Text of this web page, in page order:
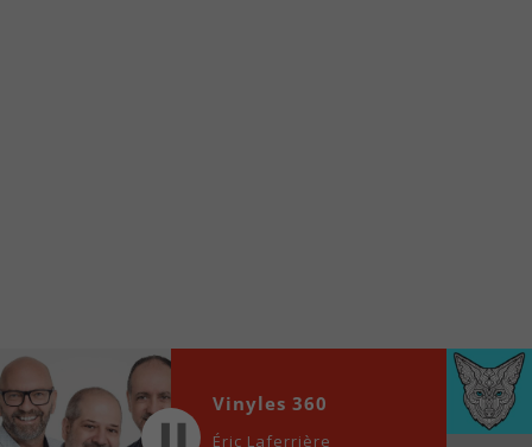
locale vous sont maintenant accessibles en un clic!
Audio
Player
00:00 00:00
Vinyles 360
Éric Laferrière